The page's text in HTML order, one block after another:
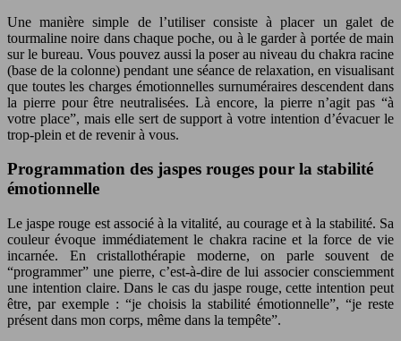
Une manière simple de l’utiliser consiste à placer un galet de
tourmaline noire dans chaque poche, ou à le garder à portée de main
sur le bureau. Vous pouvez aussi la poser au niveau du chakra racine
(base de la colonne) pendant une séance de relaxation, en visualisant
que toutes les charges émotionnelles surnuméraires descendent dans
la pierre pour être neutralisées. Là encore, la pierre n’agit pas “à
votre place”, mais elle sert de support à votre intention d’évacuer le
trop-plein et de revenir à vous.
Programmation des jaspes rouges pour la stabilité
émotionnelle
Le jaspe rouge est associé à la vitalité, au courage et à la stabilité. Sa
couleur évoque immédiatement le chakra racine et la force de vie
incarnée. En cristallothérapie moderne, on parle souvent de
“programmer” une pierre, c’est-à-dire de lui associer consciemment
une intention claire. Dans le cas du jaspe rouge, cette intention peut
être, par exemple : “je choisis la stabilité émotionnelle”, “je reste
présent dans mon corps, même dans la tempête”.